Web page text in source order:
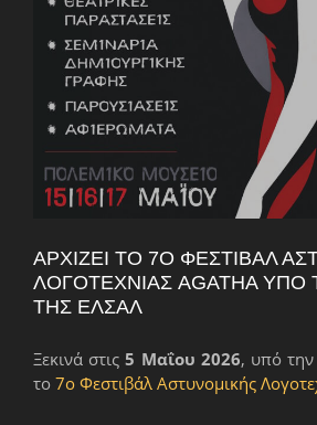
ΑΡΧΊΖΕΙ ΤΟ 7Ο ΦΕΣΤΙΒΆΛ
ΛΟΓΟΤΕΧΝΊΑΣ AGATHA ΥΠΌ
ΤΗΣ ΕΛΣΑΛ
Ξεκινά στις5 Μαΐου 2026, υπό την
το 7ο Φεστιβάλ Αστυνομικής